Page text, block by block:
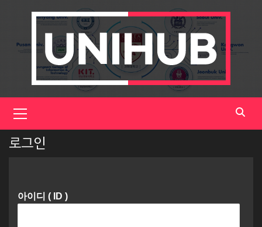
Menu
로그인
아이디 ( ID )